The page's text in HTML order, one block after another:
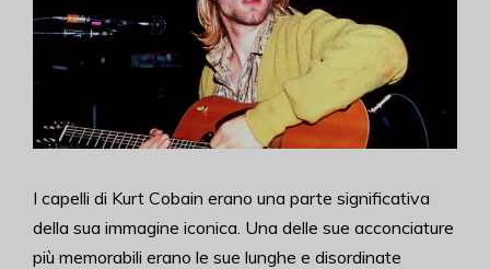
I capelli di Kurt Cobain erano una parte significativa
della sua immagine iconica. Una delle sue acconciature
più memorabili erano le sue lunghe e disordinate